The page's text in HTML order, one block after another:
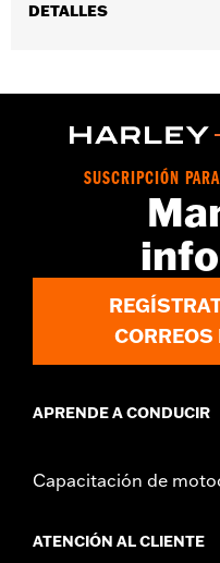
DETALLES
d.com/warrantypara más
SUSCRIPCIÓN
CORREOS
APRENDE A CONDUCIR
Capacitación de
ATENCIÓN AL CLIENTE